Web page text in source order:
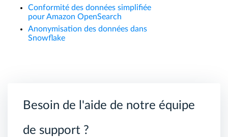
Conformité des données simplifiée
pour Amazon OpenSearch
Anonymisation des données dans
Snowflake
Besoin de l'aide de notre équipe
de support ?